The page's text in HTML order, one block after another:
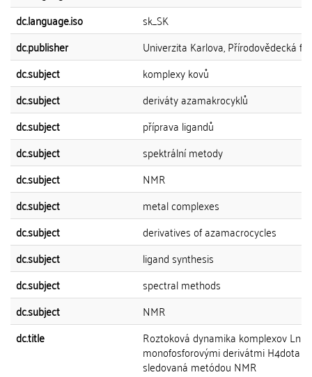
dc.language.iso
sk_SK
dc.publisher
Univerzita Karlova, Přírodovědecká
dc.subject
komplexy kovů
dc.subject
deriváty azamakrocyklů
dc.subject
příprava ligandů
dc.subject
spektrální metody
dc.subject
NMR
dc.subject
metal complexes
dc.subject
derivatives of azamacrocycles
dc.subject
ligand synthesis
dc.subject
spectral methods
dc.subject
NMR
dc.title
Roztoková dynamika komplexov
monofosforovými derivátmi H4dota
sledovaná metódou NMR